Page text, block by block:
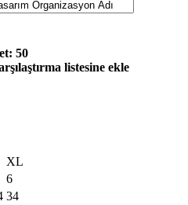
50
listesine ekle
XL
6
34